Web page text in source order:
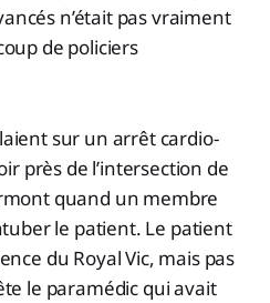
n’était pas vraiment
de policiers
sur un arrêt cardio-
près de l’intersection de
quand un membre
le patient. Le patient
du Royal Vic, mais pas
le paramédic qui avait